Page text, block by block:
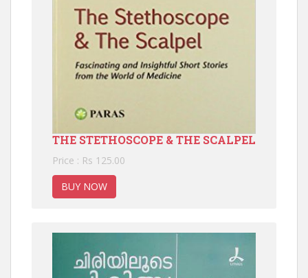
THE STETHOSCOPE & THE SCALPEL
Price : Rs 125.00
BUY NOW